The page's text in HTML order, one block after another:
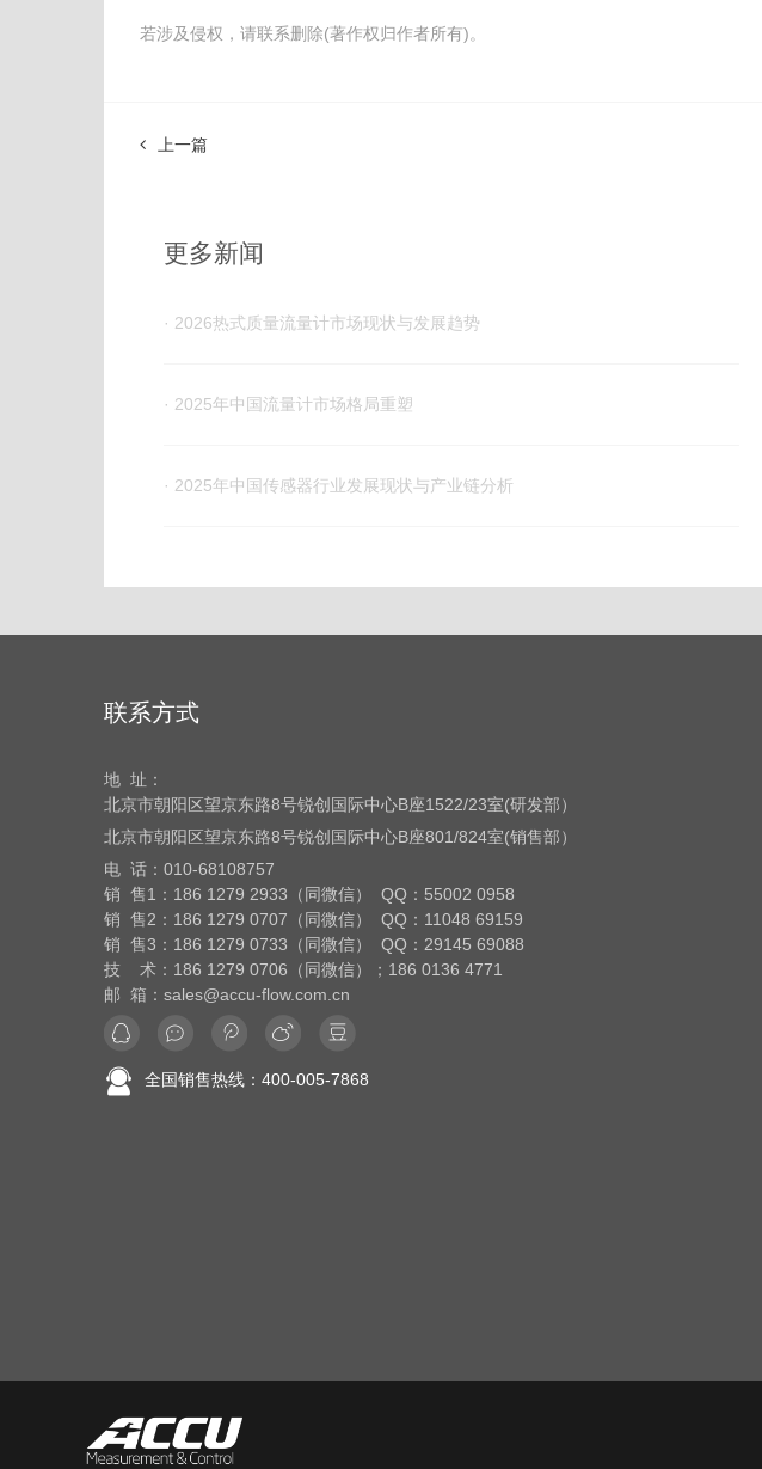
若涉及侵权，请联系删除(著作权归作者所有)。
上一篇
更多新闻
· 2026热式​质量流量计市场现状与发展趋势
· 2025年中国流量计市场格局重塑
· 2025年中国传感器行业发展现状与产业链分析
联系方式
地 址：
北京市朝阳区望京东路8号锐创国际中心B座1522/23室(研发部）
北京市朝阳区望京东路8号锐创国际中心B座801/824室(销售部）
电 话： 010-68108757
销 售1：186 1279 2933（同微信） QQ：55002 0958
销 售2：186 1279 0707（同微信） QQ：11048 69159
销 售3：186 1279 0733（同微信） QQ：29145 69088
技 术：186 1279 0706（同微信）；186 0136 4771
邮 箱：sales@accu-flow.com.cn
全国销售热线：400-005-7868